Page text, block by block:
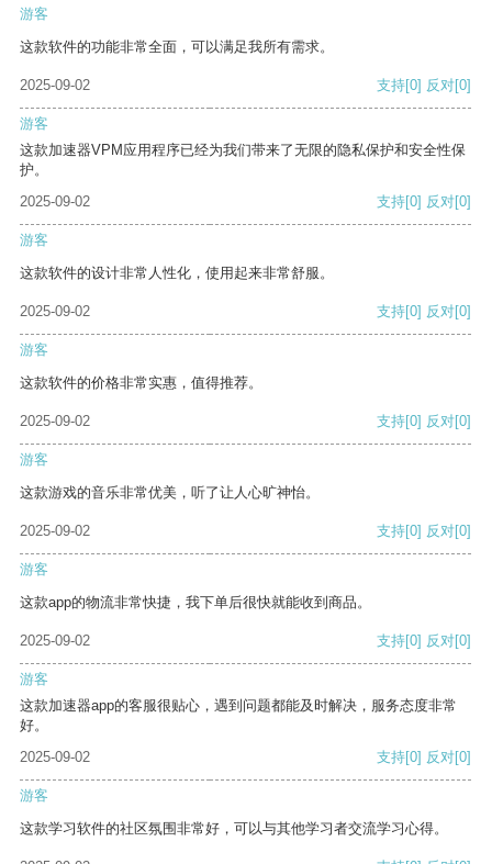
游客
这款软件的功能非常全面，可以满足我所有需求。
2025-09-02 支持[0] 反对[0]
游客
这款加速器VPM应用程序已经为我们带来了无限的隐私保护和安全性保
护。
2025-09-02
支持[0] 反对[0]
游客
这款软件的设计非常人性化，使用起来非常舒服。
2025-09-02 支持[0] 反对[0]
游客
这款软件的价格非常实惠，值得推荐。
2025-09-02 支持[0] 反对[0]
游客
这款游戏的音乐非常优美，听了让人心旷神怡。
2025-09-02 支持[0] 反对[0]
游客
这款app的物流非常快捷，我下单后很快就能收到商品。
2025-09-02 支持[0] 反对[0]
游客
这款加速器app的客服很贴心，遇到问题都能及时解决，服务态度非常
好。
2025-09-02
支持[0] 反对[0]
游客
这款学习软件的社区氛围非常好，可以与其他学习者交流学习心得。